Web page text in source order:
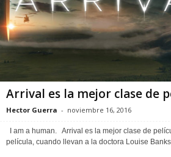
Arrival es la mejor clase de
Hector Guerra - noviembre 16, 2016
I am a human. Arrival es la mejor clase de
película, cuando llevan a la doctora Louise